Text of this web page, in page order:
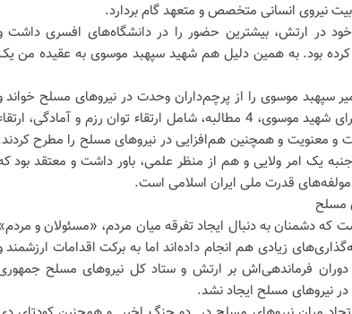
نیروی انسانی متخصص و متعهد گام بردارد.
در ارتش، بیشترین حضور را در دانشگاه‌های افسری داشت
کرده بود. به همین دلیل هم شهید سپهبد موسوی به عقیده من
سپهبد موسوی را از پرچم‌داران وحدت در نیروهای مسلح خواند
تصریح کرد: رهبر شهید انقلاب در حکم خود برای شهید موسوی، 4 مطالبه، شامل ارتقاء توان رزم و آمادگی،
و معنویت و همچنین هم‌افزایی در نیروهای مسلح را مطرح
یک امر ولایی و هم از منظر علمی، باور داشت و معتقد بود
قدرت ملی ایران اسلامی است.
مسلح
که دشمنان به دنبال ایجاد تفرقه میان مردم، «مسئولان و
زیادی هم انجام داده‌اند اما به برکت اقدامات ارزشمند
دوران فرماندهی‌اش بر ارتش و ستاد کل نیروهای مسلح
در نیروهای مسلح ایجاد نشد.